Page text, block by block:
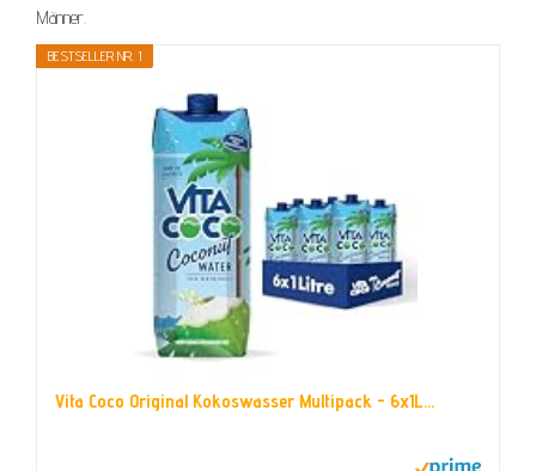
Männer.
BESTSELLER NR. 1
Vita Coco Original Kokoswasser Multipack - 6x1L...